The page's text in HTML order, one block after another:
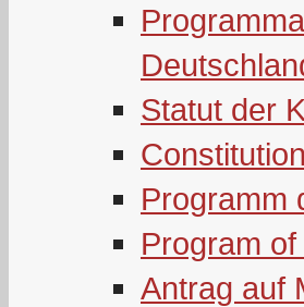
Statut der
Programm
Program
Antrag auf